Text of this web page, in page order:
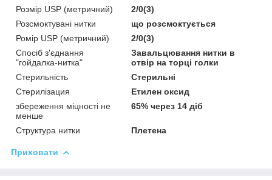
Розмір USP (метричний)
2/0(3)
Розсмоктувані нитки
що розсмоктується
Ромір USP (метричний)
2/0(3)
Спосіб з'єднання
"гойдалка-нитка"
Завальцювання нитки в
отвір на торці голки
Стерильність
Стерильні
Стерилізация
Етилен оксид
збереження міцності не
менше
65% через 14 діб
Структура нитки Плетена
Приховати